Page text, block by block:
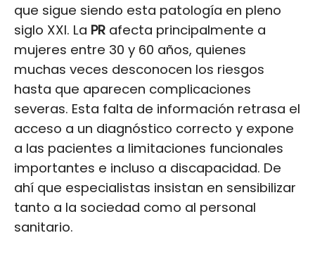
que sigue siendo esta patología en pleno
siglo XXI. La PR afecta principalmente a
mujeres entre 30 y 60 años, quienes
muchas veces desconocen los riesgos
hasta que aparecen complicaciones
severas. Esta falta de información retrasa el
acceso a un diagnóstico correcto y expone
a las pacientes a limitaciones funcionales
importantes e incluso a discapacidad. De
ahí que especialistas insistan en sensibilizar
tanto a la sociedad como al personal
sanitario.